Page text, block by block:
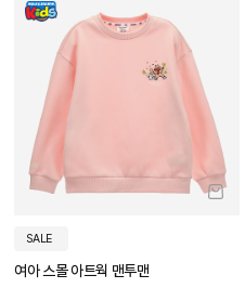
SALE
여아 스몰 아트웍 맨투맨